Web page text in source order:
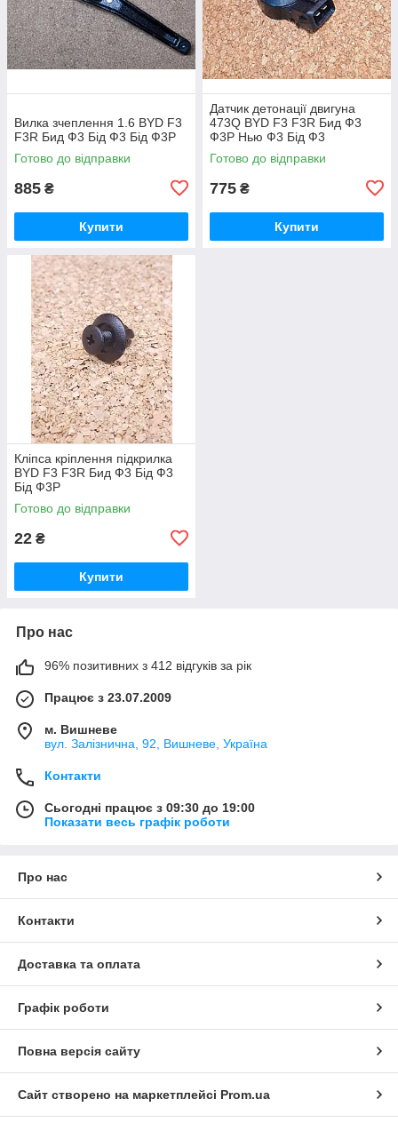
Вилка зчеплення 1.6 BYD F3
F3R Бид Ф3 Бід Ф3 Бід Ф3Р
Готово до відправки
885 ₴
Купити
Датчик детонації двигуна
473Q BYD F3 F3R Бид Ф3
Ф3Р Нью Ф3 Бід Ф3
Готово до відправки
775 ₴
Купити
Кліпса кріплення підкрилка
BYD F3 F3R Бид Ф3 Бід Ф3
Бід Ф3Р
Готово до відправки
22 ₴
Купити
Про нас
96% позитивних з 412 відгуків за рік
Працює з 23.07.2009
м. Вишневе
вул. Залізнична, 92, Вишневе, Україна
Контакти
Сьогодні працює з 09:30 до 19:00
Показати весь графік роботи
Про нас
Контакти
Доставка та оплата
Графік роботи
Повна версія сайту
Сайт створено на маркетплейсі Prom.ua